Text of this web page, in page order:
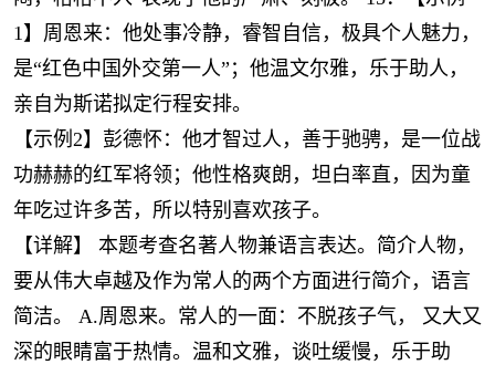
1】周恩来：他处事冷静，睿智自信，极具个人魅力，
是“红色中国外交第一人”；他温文尔雅，乐于助人，
亲自为斯诺拟定行程安排。
【示例2】彭德怀：他才智过人，善于驰骋，是一位战
功赫赫的红军将领；他性格爽朗，坦白率直，因为童
年吃过许多苦，所以特别喜欢孩子。
【详解】 本题考查名著人物兼语言表达。简介人物，
要从伟大卓越及作为常人的两个方面进行简介，语言
简洁。 A.周恩来。常人的一面：不脱孩子气， 又大又
深的眼睛富于热情。温和文雅，谈吐缓慢，乐于助